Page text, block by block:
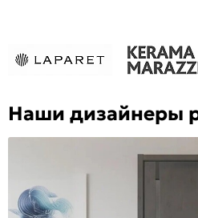
Наши дизайнеры